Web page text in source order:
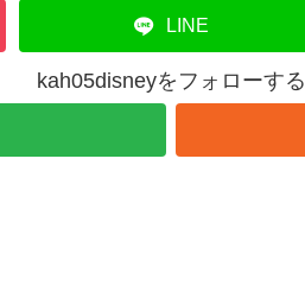
LINE
kah05disneyをフォローする